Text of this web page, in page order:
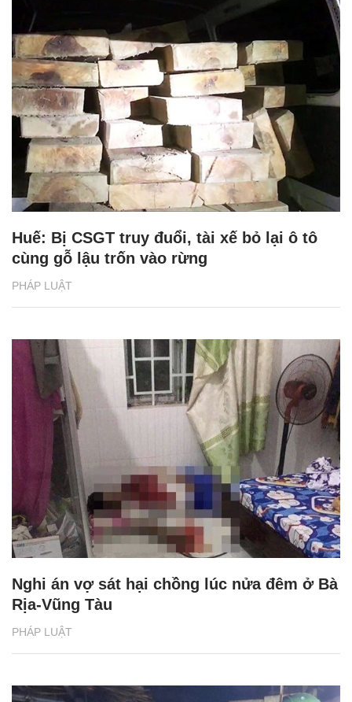
PHÁP LUẬT
Huế: Bị CSGT truy đuổi, tài xế bỏ lại ô tô
cùng gỗ lậu trốn vào rừng
PHÁP LUẬT
Nghi án vợ sát hại chồng lúc nửa đêm ở Bà
Rịa-Vũng Tàu